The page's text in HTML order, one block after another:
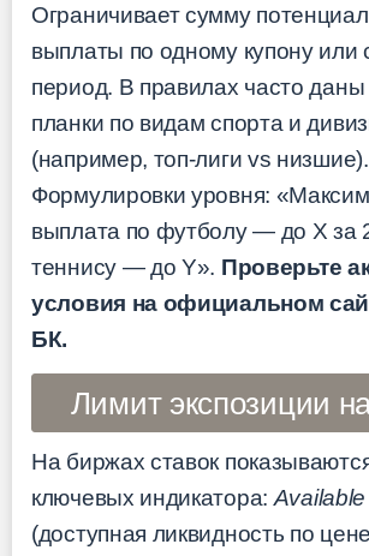
Ограничивает сумму
выплаты по одному купону или
период. В правилах часто
планки по видам спорта и
(например, топ-лиги vs низшие).
Формулировки уровня:
выплата по футболу — до X за
теннису — до Y». Проверьте
условия на официальном
БК.
Лимит экспозиции
На биржах ставок
ключевых индикатора:
(доступная ликвидность по